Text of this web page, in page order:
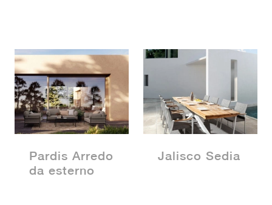
Pardis Arredo
da esterno
Jalisco Sedia